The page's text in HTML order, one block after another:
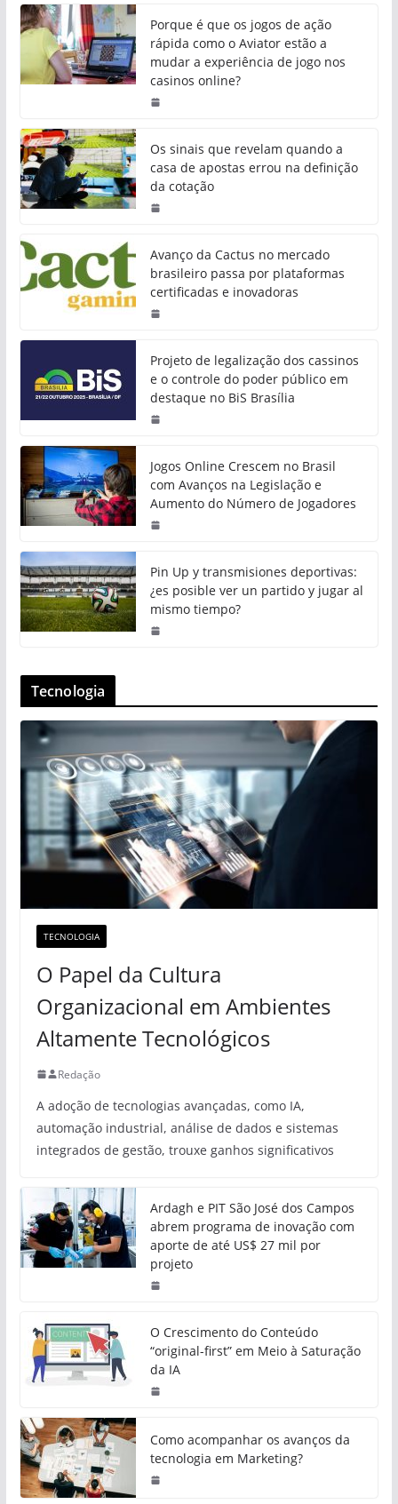
Porque é que os jogos de ação
rápida como o Aviator estão a
mudar a experiência de jogo nos
casinos online?
Os sinais que revelam quando a
casa de apostas errou na definição
da cotação
Avanço da Cactus no mercado
brasileiro passa por plataformas
certificadas e inovadoras
Projeto de legalização dos cassinos
e o controle do poder público em
destaque no BiS Brasília
Jogos Online Crescem no Brasil
com Avanços na Legislação e
Aumento do Número de Jogadores
Pin Up y transmisiones deportivas:
¿es posible ver un partido y jugar al
mismo tiempo?
Tecnologia
TECNOLOGIA
O Papel da Cultura
Organizacional em Ambientes
Altamente Tecnológicos
Redação
A adoção de tecnologias avançadas, como IA,
automação industrial, análise de dados e sistemas
integrados de gestão, trouxe ganhos significativos
Ardagh e PIT São José dos Campos
abrem programa de inovação com
aporte de até US$ 27 mil por
projeto
O Crescimento do Conteúdo
“original-first” em Meio à Saturação
da IA
Como acompanhar os avanços da
tecnologia em Marketing?